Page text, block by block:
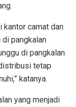
kantor camat dan
pangkalan
di pangkalan
tetap
katanya.
yang menjadi